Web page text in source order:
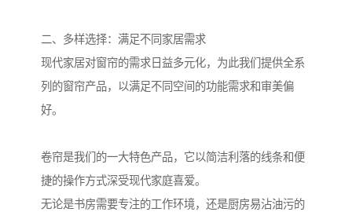
二、多样选择：满足不同家居需求
现代家居对窗帘的需求日益多元化，为此我们提供全系
列的窗帘产品，以满足不同空间的功能需求和审美偏
好。
卷帘是我们的一大特色产品，它以简洁利落的线条和便
捷的操作方式深受现代家庭喜爱。
无论是书房需要专注的工作环境，还是厨房易沾油污的